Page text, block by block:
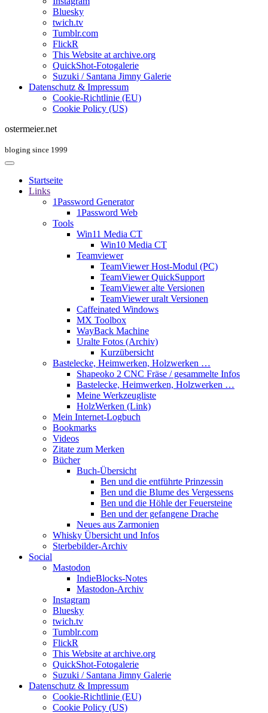
Bluesky
twich.tv
Tumblr.com
FlickR
This Website at archive.org
QuickShot-Fotogalerie
Suzuki / Santana Jimny Galerie
Datenschutz & Impressum
Cookie-Richtlinie (EU)
Cookie Policy (US)
ostermeier.net
bloging since 1999
Startseite
Links
1Password Generator
1Password Web
Tools
Win11 Media CT
Win10 Media CT
Teamviewer
TeamViewer Host-Modul (PC)
TeamViewer QuickSupport
TeamViewer alte Versionen
TeamViewer uralt Versionen
Caffeinated Windows
MX Toolbox
WayBack Machine
Uralte Fotos (Archiv)
Kurzübersicht
Bastelecke, Heimwerken, Holzwerken …
Shapeoko 2 CNC Fräse / gesammelte Infos
Bastelecke, Heimwerken, Holzwerken …
Meine Werkzeugliste
HolzWerken (Link)
Mein Internet-Logbuch
Bookmarks
Videos
Zitate zum Merken
Bücher
Buch-Übersicht
Ben und die entführte Prinzessin
Ben und die Blume des Vergessens
Ben und die Höhle der Feuersteine
Ben und der gefangene Drache
Neues aus Zarmonien
Whisky Übersicht und Infos
Sterbebilder-Archiv
Social
Mastodon
IndieBlocks-Notes
Mastodon-Archiv
Instagram
Bluesky
twich.tv
Tumblr.com
FlickR
This Website at archive.org
QuickShot-Fotogalerie
Suzuki / Santana Jimny Galerie
Datenschutz & Impressum
Cookie-Richtlinie (EU)
Cookie Policy (US)